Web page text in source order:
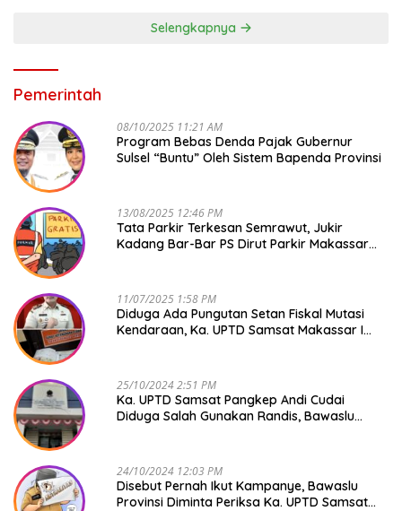
Selengkapnya
Pemerintah
08/10/2025 11:21 AM
Program Bebas Denda Pajak Gubernur
Sulsel “Buntu” Oleh Sistem Bapenda Provinsi
13/08/2025 12:46 PM
Tata Parkir Terkesan Semrawut, Jukir
Kadang Bar-Bar PS Dirut Parkir Makassar
11/07/2025 1:58 PM
Diduga Ada Pungutan Setan Fiskal Mutasi
Kendaraan, Ka. UPTD Samsat Makassar I
25/10/2024 2:51 PM
Ka. UPTD Samsat Pangkep Andi Cudai
Diduga Salah Gunakan Randis, Bawaslu
24/10/2024 12:03 PM
Disebut Pernah Ikut Kampanye, Bawaslu
Provinsi Diminta Periksa Ka. UPTD Samsat